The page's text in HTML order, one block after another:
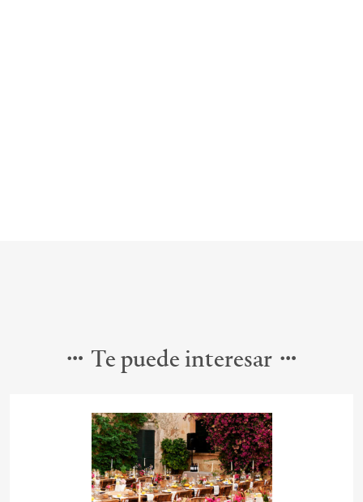
Te puede interesar